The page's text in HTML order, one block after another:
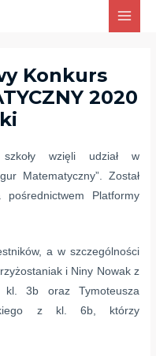
Main
Konkurs
2020
wzięli udział w
Matematyczny”. Został
Platformy
a w szczególności
i Niny Nowak z
3b oraz Tymoteusza
z kl. 6b, którzy